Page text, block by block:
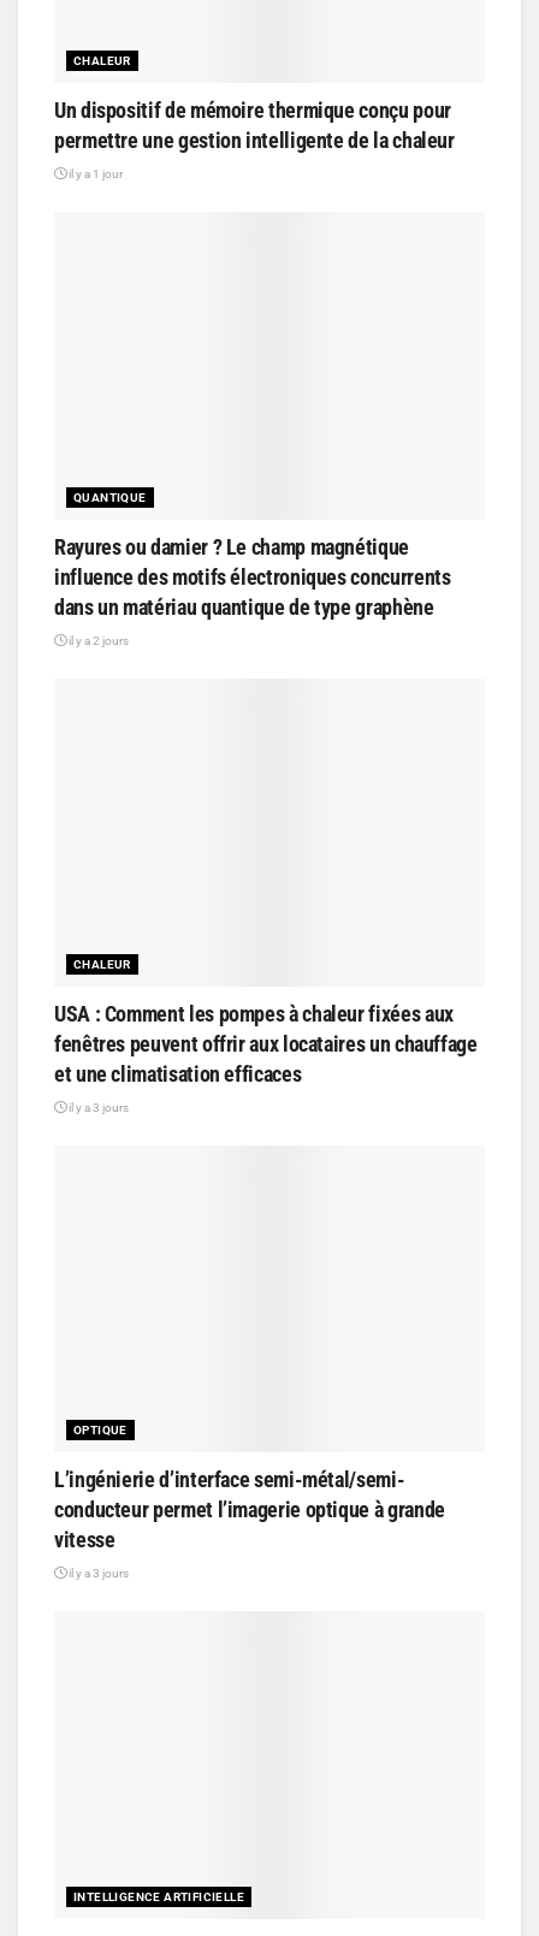
CHALEUR
Un dispositif de mémoire thermique conçu pour
permettre une gestion intelligente de la chaleur
il y a 1 jour
QUANTIQUE
Rayures ou damier ? Le champ magnétique
influence des motifs électroniques concurrents
dans un matériau quantique de type graphène
il y a 2 jours
CHALEUR
USA : Comment les pompes à chaleur fixées aux
fenêtres peuvent offrir aux locataires un chauffage
et une climatisation efficaces
il y a 3 jours
OPTIQUE
L’ingénierie d’interface semi-métal/semi-
conducteur permet l’imagerie optique à grande
vitesse
il y a 3 jours
INTELLIGENCE ARTIFICIELLE